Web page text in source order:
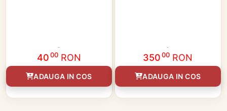
4000 RON
ADAUGA IN COS
35000 RON
ADAUGA IN COS